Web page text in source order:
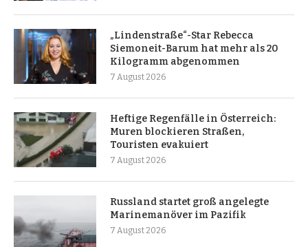
„Lindenstraße“-Star Rebecca
Siemoneit-Barum hat mehr als 20
Kilogramm abgenommen
7 August 2026
Heftige Regenfälle in Österreich:
Muren blockieren Straßen,
Touristen evakuiert
7 August 2026
Russland startet groß angelegte
Marinemanöver im Pazifik
7 August 2026